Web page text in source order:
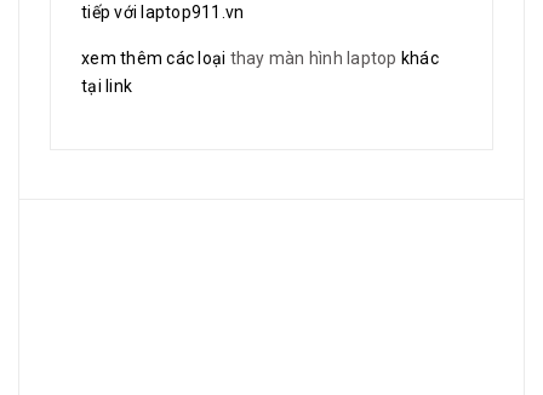
tiếp với laptop911.vn
xem thêm các loại thay màn hình laptop khác
tại link